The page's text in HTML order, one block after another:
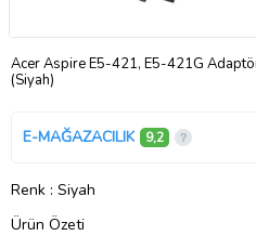
Acer Aspire E5-421, E5-421G
(Siyah)
E-MAĞAZACILIK 9,2
Renk : Siyah
Ürün Özeti